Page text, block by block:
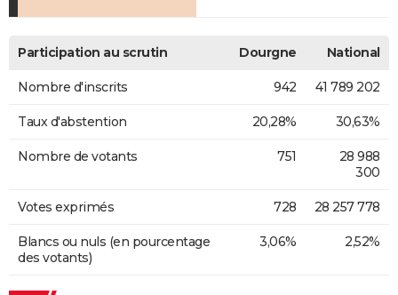
Participation au scrutin Dourgne National
Nombre d'inscrits 942 41 789 202
Taux d'abstention 20,28% 30,63%
Nombre de votants 751
28 988
300
Votes exprimés 728 28 257 778
Blancs ou nuls (en pourcentage
des votants)
3,06% 2,52%